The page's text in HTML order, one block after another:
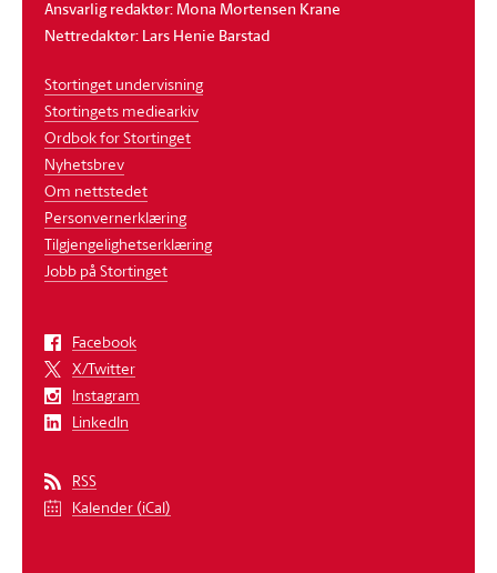
Ansvarlig redaktør: Mona Mortensen Krane
Nettredaktør: Lars Henie Barstad
Stortinget undervisning
Stortingets mediearkiv
Ordbok for Stortinget
Nyhetsbrev
Om nettstedet
Personvernerklæring
Tilgjengelighetserklæring
Jobb på Stortinget
Facebook
X/Twitter
Instagram
LinkedIn
RSS
Kalender (iCal)